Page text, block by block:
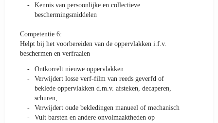
Kennis van persoonlijke en collectieve
beschermingsmiddelen
Competentie 6:
Helpt bij het voorbereiden van de oppervlakken i.f.v.
beschermen en verfraaien
Ontkorrelt nieuwe oppervlakken
Verwijdert losse verf-film van reeds geverfd of
beklede oppervlakken d.m.v. afsteken, decaperen,
schuren, …
Verwijdert oude bekledingen manueel of mechanisch
Vult barsten en andere onvolmaaktheden op